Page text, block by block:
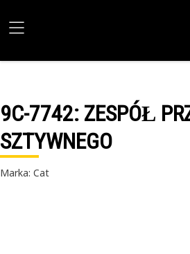
9C-7742: ZESPÓŁ
SZTYWNEGO
Marka: Cat